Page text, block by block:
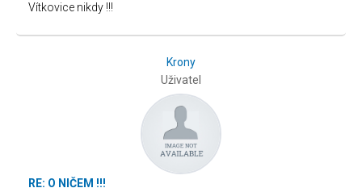
Vítkovice nikdy !!!
Krony
Uživatel
RE: O NIČEM !!!